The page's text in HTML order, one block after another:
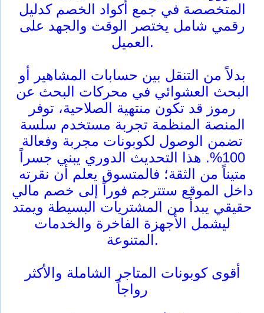
المتخصصة في جمع أكواد الخصم كدليل
رقمي شامل يختصر الوقت والجهد على
العميل.
بدلاً من التنقل بين حسابات المشاهير أو
البحث العشوائي في محركات البحث عن
رموز قد تكون منتهية الصلاحية، توفر
المنصة المنظمة تجربة مستخدم سلسة
تضمن الوصول لكوبونات مجربة وفعالة
100%. هذا التحديث الدوري يبني جسراً
متيناً من الثقة؛ فالمتسوق يعلم أن نقرته
داخل الموقع ستترجم فوراً إلى خصم مالي
حقيقي يبدأ من المشتريات البسيطة ويمتد
ليشمل الأجهزة الفاخرة والخدمات
المتنوعة.
أقوى كوبونات المتاجر الشاملة والأكثر
رواجاً